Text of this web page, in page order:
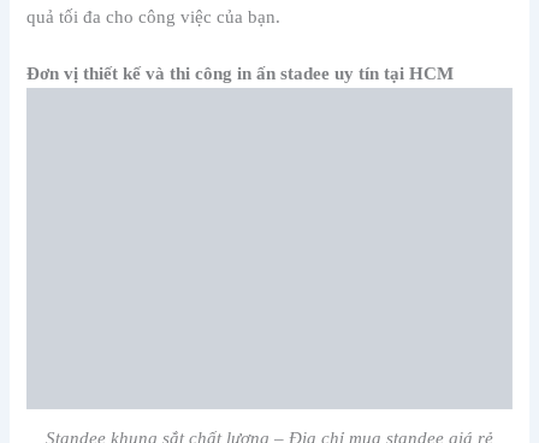
quả tối đa cho công việc của bạn.
Đơn vị thiết kế và thi công in ấn stadee uy tín tại HCM
Đơn vị cung cấp dịch vụ 3 trong 1 bao gồm thiết kế, in